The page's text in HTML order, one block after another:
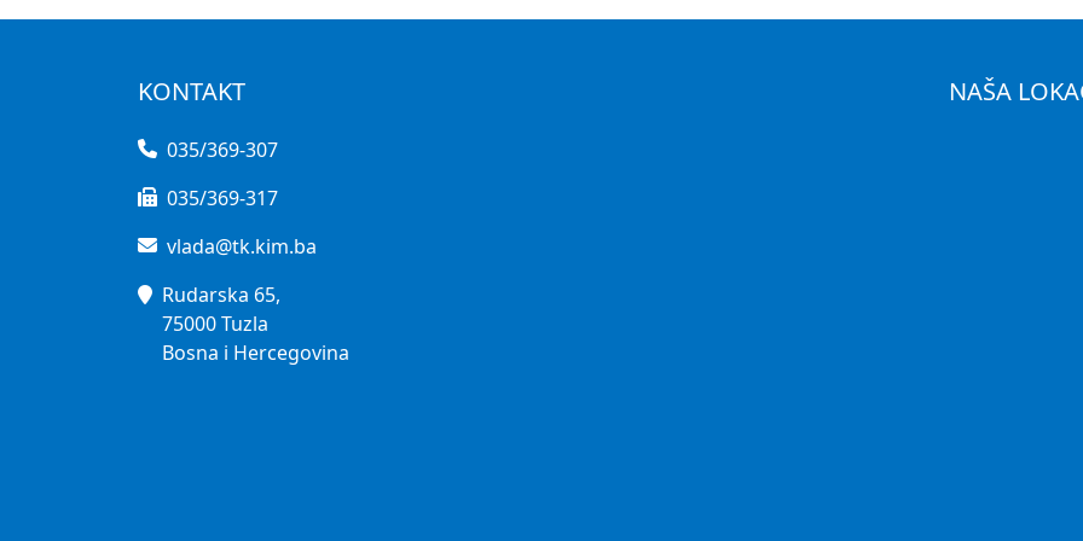
KONTAKT
035/369-307
035/369-317
vlada@tk.kim.ba
Rudarska 65,
75000 Tuzla
Bosna i Hercegovina
NAŠA